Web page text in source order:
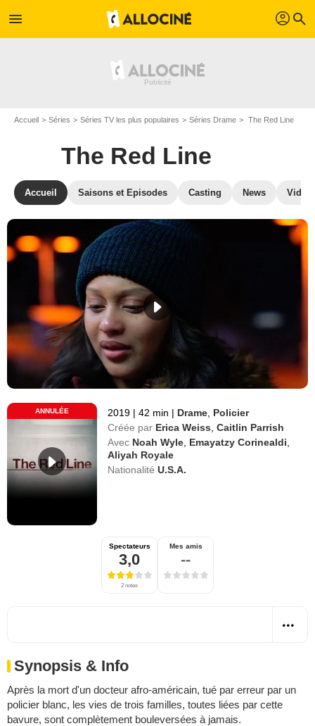
menu profil search
Accueil Séries Séries TV les plus populaires Séries Drame The Red Line
The Red Line
Accueil Saisons et Episodes Casting News
ANNULÉE 2019 | 42 min | Drame Policier
Créée par Erica Weiss ,Caitlin Parrish
Avec Noah Wyle Emayatzy Corinealdi
Aliyah Royale
Nationalité U.S.A.
Spectateurs
3,0
2 notes
Mes amis
--
Synopsis & Info
Après la mort d'un docteur afro-américain, tué par erreur par un
policier blanc, les vies de trois familles, toutes liées par cette
bavure, sont complètement bouleversées à jamais.